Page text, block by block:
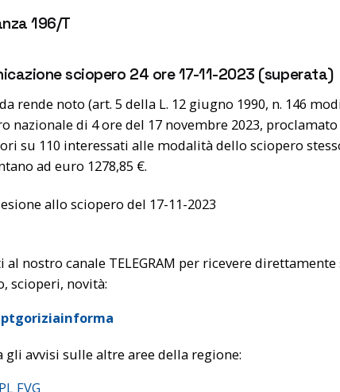
196/T
sciopero 24 ore 17-11-2023 (superata)
rende noto (art. 5 della L. 12 giugno 1990, n. 146
nazionale di 4 ore del 17 novembre 2023,
su 110 interessati alle modalità dello sciopero
ad euro 1278,85 €.
allo sciopero del 17-11-2023
al nostro canale TELEGRAM per ricevere
scioperi, novità:
gli avvisi sulle altre aree della regione:
FVG